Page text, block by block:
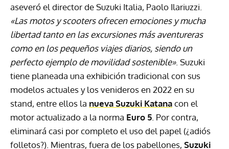
aseveró el director de Suzuki Italia, Paolo Ilariuzzi.
«Las motos y scooters ofrecen emociones y mucha
libertad tanto en las excursiones más aventureras
como en los pequeños viajes diarios, siendo un
perfecto ejemplo de movilidad sostenible». Suzuki
tiene planeada una exhibición tradicional con sus
modelos actuales y los venideros en 2022 en su
stand, entre ellos la nueva Suzuki Katanacon el
motor actualizado a la norma Euro 5. Por contra,
eliminará casi por completo el uso del papel (¿adiós
folletos?). Mientras, fuera de los pabellones, Suzuki